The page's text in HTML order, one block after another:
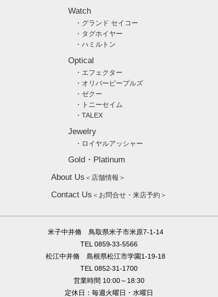
Watch
・グランド セイコー
・タグホイヤー
・ハミルトン
Optical
・エフェクター
・オリバーピープルズ
・ゼクー
・トニーセイム
・TALEX
Jewelry
・ロイヤルアッシャー
Gold・Platinum
About Us ＜店舗情報＞
Contact Us ＜お問合せ・来店予約＞
米子中井脩 鳥取県米子市米原7-1-14
TEL 0859-33-5566
松江中井脩 島根県松江市学園1-19-18
TEL 0852-31-1700
営業時間 10:00～18:30
定休日：毎週火曜日・水曜日